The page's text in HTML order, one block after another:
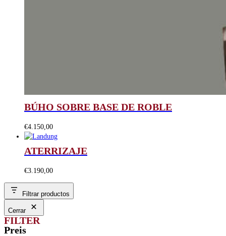
BÚHO SOBRE BASE DE ROBLE
€4.150,00
ATERRIZAJE
€3.190,00
Filtrar productos
Cerrar
FILTER
Preis